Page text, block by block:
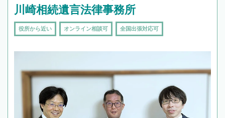
川崎相続遺言法律事務所
役所から近い オンライン相談可 全国出張対応可